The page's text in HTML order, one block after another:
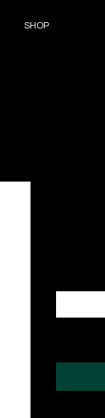
SHOP